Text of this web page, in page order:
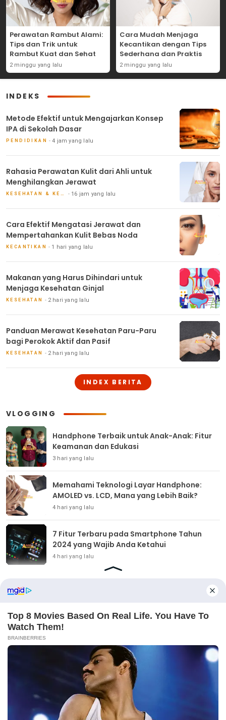
Perawatan Rambut Alami:
Tips dan Trik untuk
Rambut Kuat dan Sehat
2 minggu yang lalu
Cara Mudah Menjaga
Kecantikan dengan Tips
Sederhana dan Praktis
2 minggu yang lalu
INDEKS
Metode Efektif untuk Mengajarkan Konsep
IPA di Sekolah Dasar
PENDIDIKAN 4 jam yang lalu
Rahasia Perawatan Kulit dari Ahli untuk
Menghilangkan Jerawat
16 jam yang lalu
Cara Efektif Mengatasi Jerawat dan
Mempertahankan Kulit Bebas Noda
KECANTIKAN 1 hari yang lalu
Makanan yang Harus Dihindari untuk
Menjaga Kesehatan Ginjal
KESEHATAN 2 hari yang lalu
Panduan Merawat Kesehatan Paru-Paru
bagi Perokok Aktif dan Pasif
KESEHATAN 2 hari yang lalu
INDEX BERITA
VLOGGING
Handphone Terbaik untuk Anak-Anak: Fitur
Keamanan dan Edukasi
3 hari yang lalu
Memahami Teknologi Layar Handphone:
AMOLED vs. LCD, Mana yang Lebih Baik?
4 hari yang lalu
7 Fitur Terbaru pada Smartphone Tahun
2024 yang Wajib Anda Ketahui
4 hari yang lalu
dan Edukasi
3 hari yang lalu
Memahami Teknologi Layar Handphone: AMOLED vs. LCD,
Mana yang Lebih Baik?
7 Fitur Terbaru pada Smartphone Tahun 2024 yang Wajib